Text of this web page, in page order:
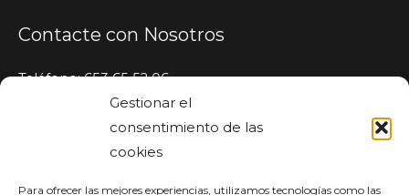
Gestionar el
consentimiento de las
cookies
Para ofrecer las mejores experiencias, utilizamos tecnologías como las
Contacte con Nosotros
Teléfono: 653 65 52 06
WhatsApp: 653 65 52 06
info@vfcerrajerosvalencia.com
46370 Chiva (Valencia), España
Cerrajero Urgente